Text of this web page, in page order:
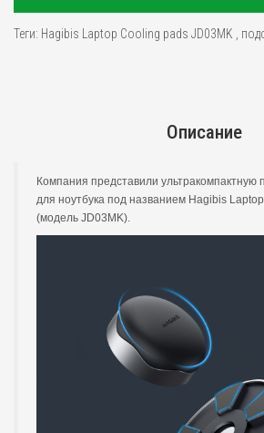
Теги: Hagibis Laptop Cooling pads JD03MK
Описание
Компания представили ультракомпактную
для ноутбука под названием Hagibis
(модель JD03MK).